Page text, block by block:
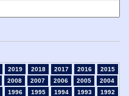
2019 2018 2017 2016
2015
2008 2007 2006 2005
2004
1996 1995 1994 1993
1992